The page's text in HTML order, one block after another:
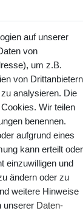
Instagram
auf unserer
von
um z.B.
von Drittanbietern
analysieren. Die
Wir teilen
benennen.
aufgrund eines
kann erteilt oder
einzuwilligen und
ändern oder zu
weitere Hinweise
unserer Daten­